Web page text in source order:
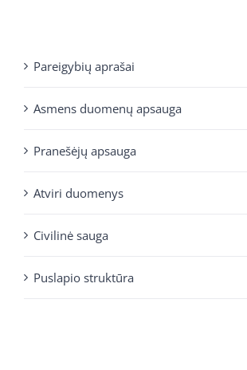
Pareigybių aprašai
Asmens duomenų apsauga
Pranešėjų apsauga
Atviri duomenys
Civilinė sauga
Puslapio struktūra